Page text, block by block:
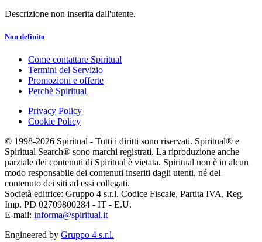
Descrizione non inserita dall'utente.
Non definito
Come contattare Spiritual
Termini del Servizio
Promozioni e offerte
Perchè Spiritual
Privacy Policy
Cookie Policy
© 1998-2026 Spiritual - Tutti i diritti sono riservati. Spiritual® e
Spiritual Search® sono marchi registrati. La riproduzione anche
parziale dei contenuti di Spiritual è vietata. Spiritual non è in alcun
modo responsabile dei contenuti inseriti dagli utenti, né del
contenuto dei siti ad essi collegati.
Società editrice: Gruppo 4 s.r.l. Codice Fiscale, Partita IVA, Reg.
Imp. PD 02709800284 - IT - E.U.
E-mail: informa@spiritual.it
Engineered by Gruppo 4 s.r.l.